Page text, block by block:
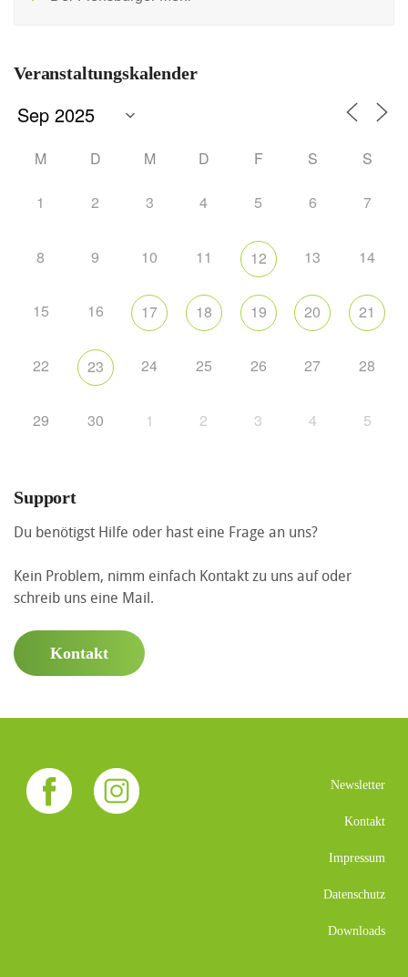
Veranstaltungskalender
M D M D F S S
1 2 3 4 5 6 7
8 9 10 11 12 13 14
15 16 17 18 19 20 21
22 23 24 25 26 27 28
29 30 1 2 3 4 5
Support
Du benötigst Hilfe oder hast eine Frage an uns?
Kein Problem, nimm einfach Kontakt zu uns auf oder
schreib uns eine Mail.
Kontakt
Newsletter
Kontakt
Impressum
Datenschutz
Downloads